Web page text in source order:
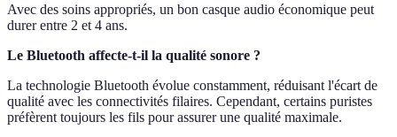
Avec des soins appropriés, un bon casque audio économique peut
durer entre 2 et 4 ans.
Le Bluetooth affecte-t-il la qualité sonore ?
La technologie Bluetooth évolue constamment, réduisant l'écart de
qualité avec les connectivités filaires. Cependant, certains puristes
préfèrent toujours les fils pour assurer une qualité maximale.